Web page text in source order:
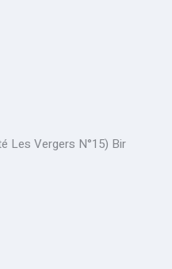
Les Vergers N°15) Bir